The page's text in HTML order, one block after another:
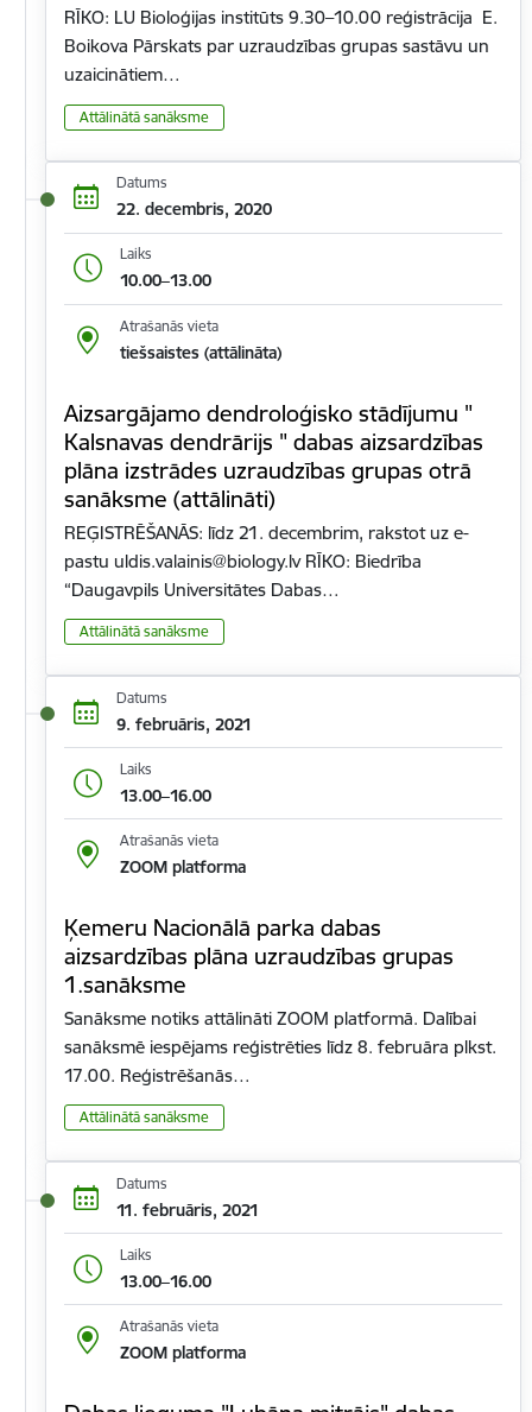
RĪKO: LU Bioloģijas institūts 9.30–10.00 reģistrācija E.
Boikova Pārskats par uzraudzības grupas sastāvu un
uzaicinātiem…
Attālinātā sanāksme
Datums
22. decembris, 2020
Laiks
10.00–13.00
Atrašanās vieta
tiešsaistes (attālināta)
Aizsargājamo dendroloģisko stādījumu "
Kalsnavas dendrārijs " dabas aizsardzības
plāna izstrādes uzraudzības grupas otrā
sanāksme (attālināti)
REĢISTRĒŠANĀS: līdz 21. decembrim, rakstot uz e-
pastu uldis.valainis@biology.lv RĪKO: Biedrība
“Daugavpils Universitātes Dabas…
Attālinātā sanāksme
Datums
9. februāris, 2021
Laiks
13.00–16.00
Atrašanās vieta
ZOOM platforma
Ķemeru Nacionālā parka dabas
aizsardzības plāna uzraudzības grupas
1.sanāksme
Sanāksme notiks attālināti ZOOM platformā. Dalībai
sanāksmē iespējams reģistrēties līdz 8. februāra plkst.
17.00. Reģistrēšanās…
Attālinātā sanāksme
Datums
11. februāris, 2021
Laiks
13.00–16.00
Atrašanās vieta
ZOOM platforma